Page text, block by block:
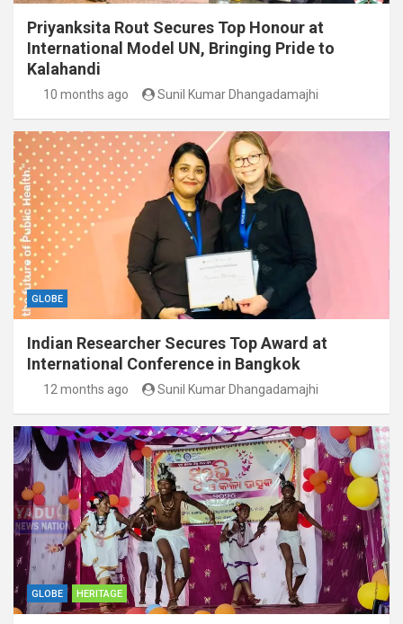
Priyanksita Rout Secures Top Honour at
International Model UN, Bringing Pride to
Kalahandi
10 months ago Sunil Kumar Dhangadamajhi
GLOBE
Indian Researcher Secures Top Award at
International Conference in Bangkok
12 months ago Sunil Kumar Dhangadamajhi
GLOBE HERITAGE